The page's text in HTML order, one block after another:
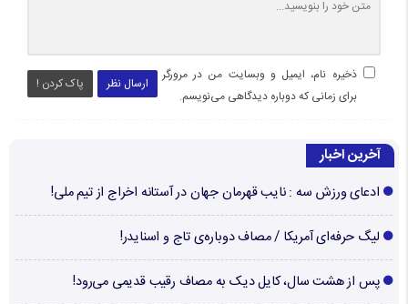
ارسال نظر پاک کردن !
ذخیره نام، ایمیل و وبسایت من در مرورگر
برای زمانی که دوباره دیدگاهی می‌نویسم.
آخرین اخبار
ادعای ورزش سه : نایب قهرمان جهان در آستانه اخراج از تیم ملی!
لیگ حرفه‌ای آمریکا / مصاف دوباره‌ی تاج و اسنایدر!
پس از هشت سال، کایل دیک به مصاف رقیب قدیمی می‌رود!